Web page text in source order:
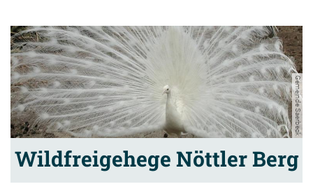
Gemeinde Saerbeck
Wildfreigehege Nöttler Berg